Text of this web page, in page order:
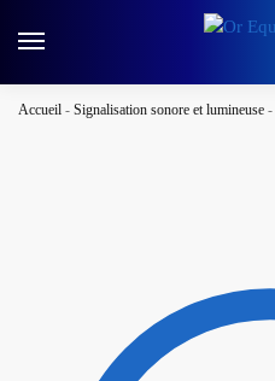
Accueil - Signalisation sonore et lumineuse -